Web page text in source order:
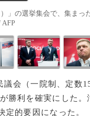
」の選挙集会で、集まっ
会（一院制、定数
勝利を確実にした
的要因になった。